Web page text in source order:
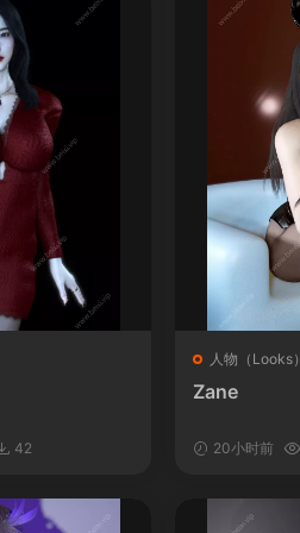
42
人物（Looks）
Zane
20小时前